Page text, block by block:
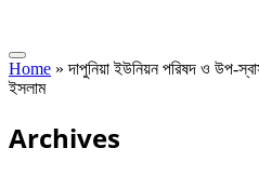
Home »দাপুনিয়া ইউনিয়ন পরিষদ ও উপ-
ইসলাম
Archives